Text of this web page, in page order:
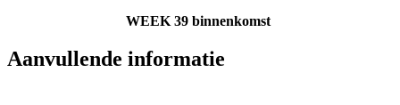
WEEK 39 binnenkomst
Aanvullende informatie